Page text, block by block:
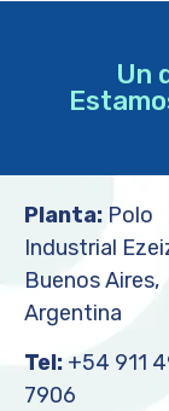
Un
Planta: Polo
Industrial
Buenos Aires,
Argentina
Tel: +54 911
7906